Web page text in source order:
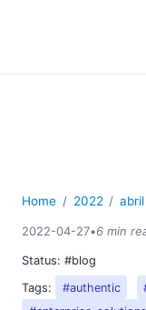
Home 2022 abril
2022-04-27•6 min
Status: #blog
Tags:
#authentic